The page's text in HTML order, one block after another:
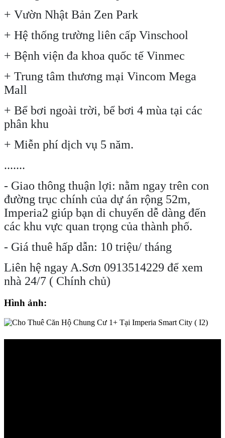
+ Vườn Nhật Bản Zen Park
+ Hệ thống trường liên cấp Vinschool
+ Bệnh viện đa khoa quốc tế Vinmec
+ Trung tâm thương mại Vincom Mega
Mall
+ Bể bơi ngoài trời, bể bơi 4 mùa tại các
phân khu
+ Miễn phí dịch vụ 5 năm.
.......
- Giao thông thuận lợi: nằm ngay trên con
đường trục chính của dự án rộng 52m,
Imperia2 giúp bạn di chuyển dễ dàng đến
các khu vực quan trọng của thành phố.
- Giá thuê hấp dẫn: 10 triệu/ tháng
Liên hệ ngay A.Sơn 0913514229 để xem
nhà 24/7 ( Chính chủ)
Hình ảnh: